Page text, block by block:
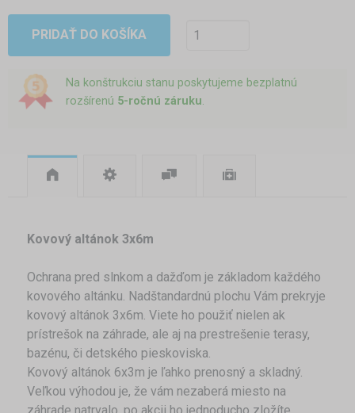
PRIDAŤ DO KOŠÍKA
Na konštrukciu stanu poskytujeme bezplatnú
rozšírenú 5-ročnú záruku.
Kovový altánok 3x6m
Ochrana pred slnkom a dažďom je základom každého
kovového altánku. Nadštandardnú plochu Vám prekryje
kovový altánok 3x6m. Viete ho použiť nielen ak
prístrešok na záhrade, ale aj na prestrešenie terasy,
bazénu, či detského pieskoviska.
Kovový altánok 6x3m je ľahko prenosný a skladný.
Veľkou výhodou je, že vám nezaberá miesto na